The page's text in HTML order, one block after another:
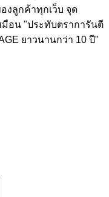
งลูกค้าทุกเว็บ จุด
มือน "ประทับตราการันตี
ยาวนานกว่า 10 ปี"